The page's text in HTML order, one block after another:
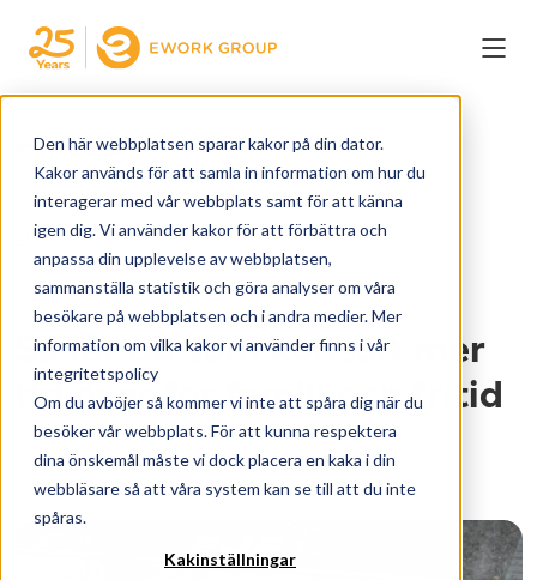
Den här webbplatsen sparar kakor på din dator.
Kakor används för att samla in information om hur du
interagerar med vår webbplats samt för att känna
igen dig. Vi använder kakor för att förbättra och
anpassa din upplevelse av webbplatsen,
sammanställa statistik och göra analyser om våra
besökare på webbplatsen och i andra medier. Mer
information om vilka kakor vi använder finns i vår
integritetspolicy
Om du avböjer så kommer vi inte att spåra dig när du
besöker vår webbplats. För att kunna respektera
dina önskemål måste vi dock placera en kaka i din
webbläsare så att våra system kan se till att du inte
spåras.
Kakinställningar
← TILLBAKA
20. AUG 2019
AV JENNY MUSIAL
4 MIN LÄSA
Så får du som konsult mer
tid över för familj och fritid
future of work Sustainable worklife